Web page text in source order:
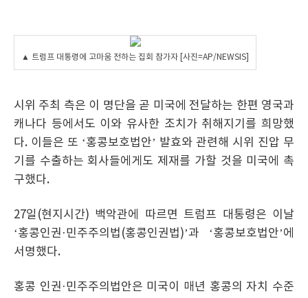
▲ 트럼프 대통령에 고마움 전하는 집회 참가자 [사진=AP/NEWSIS]
시위 주최 측은 이 명단을 곧 미국에 전달하는 한편 영국과
캐나다 등에서도 이와 유사한 조치가 취해지기를 희망했
다. 이들은 또 ‘홍콩보호법안’ 발효와 관련해 시위 진압 무
기를 수출하는 회사들에게도 제재를 가할 것을 미국에 촉
구했다.
27일(현지시간) 백악관에 따르면 트럼프 대통령은 이날
‘홍콩인권·민주주의법(홍콩인권법)’과 ‘홍콩보호법안’에
서명했다.
홍콩 인권·민주주의법안은 미국이 매년 홍콩의 자치 수준